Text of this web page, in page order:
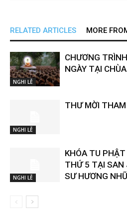
RELATED ARTICLES MORE
NGHI LỄ
CHƯƠNG
NGÀY TẠI
NGHI LỄ
THƯ MỜI
NGHI LỄ
KHÓA TU
THỨ 5 TẠI SAN
SƯ HƯƠNG